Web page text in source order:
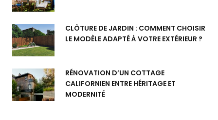
CLÔTURE DE JARDIN : COMMENT CHOISIR
LE MODÈLE ADAPTÉ À VOTRE EXTÉRIEUR ?
RÉNOVATION D’UN COTTAGE
CALIFORNIEN ENTRE HÉRITAGE ET
MODERNITÉ